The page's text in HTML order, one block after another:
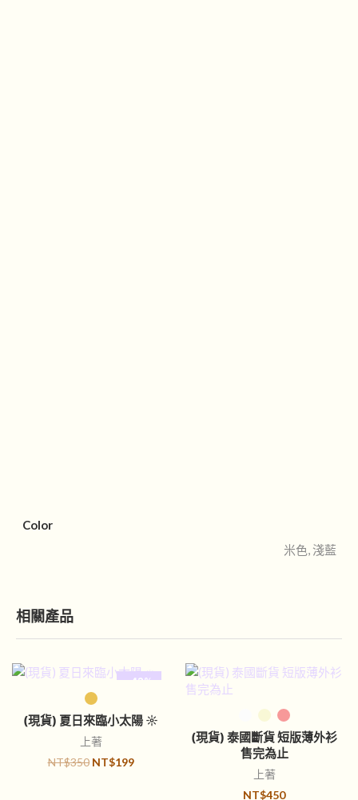
Color
米色, 淺藍
相關產品
-43%
選擇規格
(現貨) 夏日來臨小太陽 ☼
上著
NT$350 NT$199
選擇規格
(現貨) 泰國斷貨 短版薄外衫
售完為止
上著
NT$450